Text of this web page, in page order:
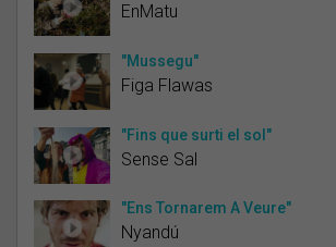
EnMatu
"Mussegu"
Figa Flawas
"Fins que surti el sol"
Sense Sal
"Ens Tornarem A Veure"
Nyandú